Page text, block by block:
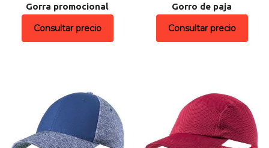
Gorra promocional
Consultar precio
Gorro de paja
Consultar precio